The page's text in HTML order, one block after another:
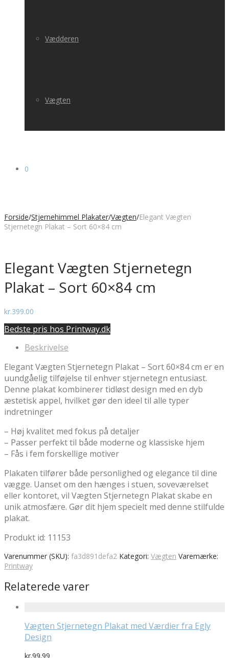
Vædderen
Vægten
0
Forside/Stjernehimmel Plakater/Vægten/Elegant Vægten
Stjernetegn Plakat – Sort 60×84 cm
Elegant Vægten Stjernetegn
Plakat – Sort 60×84 cm
kr.399.00
Bedste pris hos Printway.dk
Beskrivelse
Elegant Vægten Stjernetegn Plakat – Sort 60×84 cm er en
uundgåelig tilføjelse til enhver stjernetegn entusiast.
Denne plakat kombinerer tidløst design med en dyb
æstetisk appel, hvilket gør den ideel til alle typer
indretninger
– Høj kvalitet med fokus på detaljer
– Passer perfekt til både moderne og klassiske hjem
– Fås i fem forskellige motiver
Plakaten tilfører både personlighed og elegance til dine
vægge. Uanset om den hænges i stuen, soveværelset
eller kontoret, vil Vægten Stjernetegn Plakat skabe en
unik atmosfære. Gør dit hjem specielt med denne stilfulde
plakat.
Produkt id: 11153
Varenummer (SKU): fa3d891defa2 Kategori: Vægten Varemærke:
Printway
Relaterede varer
Vægten Stjernetegn Plakat med Værdier fra Egly
Design
kr.99.99